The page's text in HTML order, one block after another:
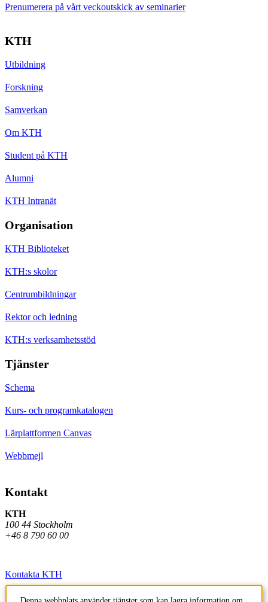
Prenumerera på vårt veckoutskick av seminarier
KTH
Utbildning
Forskning
Samverkan
Om KTH
Student på KTH
Alumni
KTH Intranät
Organisation
KTH Biblioteket
KTH:s skolor
Centrumbildningar
Rektor och ledning
KTH:s verksamhetsstöd
Tjänster
Schema
Kurs- och programkatalogen
Lärplattformen Canvas
Webbmejl
Kontakt
KTH
100 44 Stockholm
+46 8 790 60 00
Kontakta KTH
Jobba på KTH